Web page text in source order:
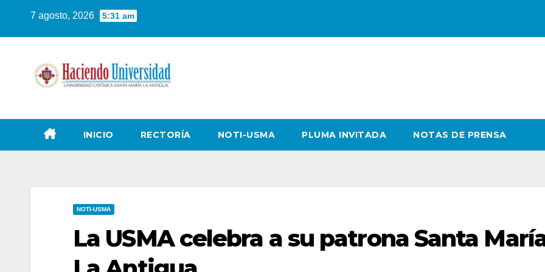
7 agosto, 2026 5:31 am
INICIO RECTORÍA NOTI-USMA PLUMA INVITADA NOTAS DE PRENSA
NOTI-USMA
La USMA celebra a su patrona Santa